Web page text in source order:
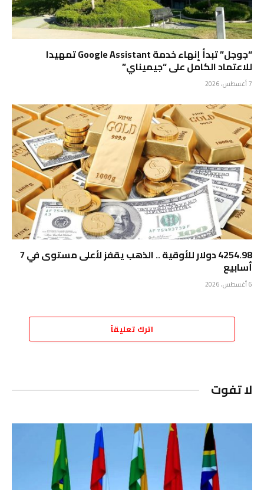
“جوجل” تبدأ إنهاء خدمة Google Assistant تمهيدا
للاعتماد الكامل على “جيميناي”
7 أغسطس، 2026
4254.98 دولار للأوقية .. الذهب يقفز لأعلى مستوى في 7
أسابيع
6 أغسطس، 2026
اترك تعليقاً
لا تفوت